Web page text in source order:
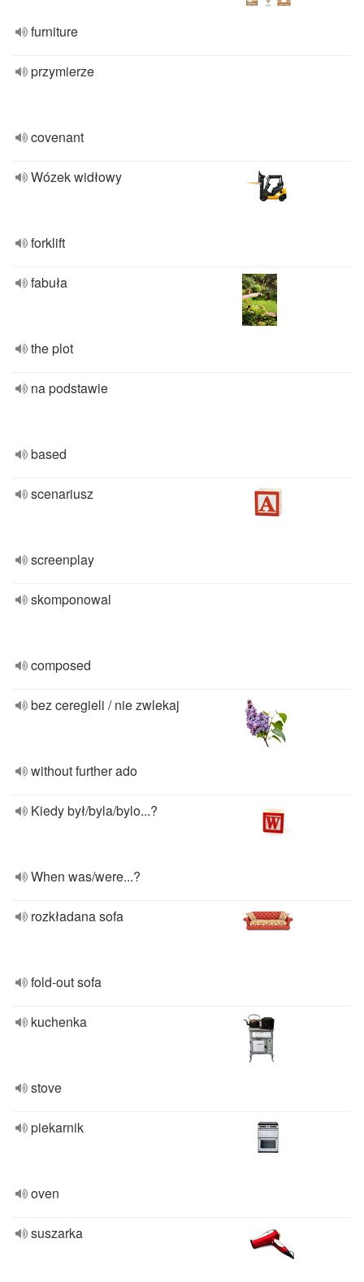
furniture
przymierze
covenant
Wózek widłowy
forklift
fabuła
the plot
na podstawie
based
scenariusz
screenplay
skomponowal
composed
bez ceregieli / nie zwlekaj
without further ado
Kiedy był/byla/bylo...?
When was/were...?
rozkładana sofa
fold-out sofa
kuchenka
stove
piekarnik
oven
suszarka